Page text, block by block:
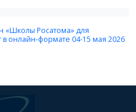
«Школы Росатома» для
онлайн-формате 04-15 мая 2026